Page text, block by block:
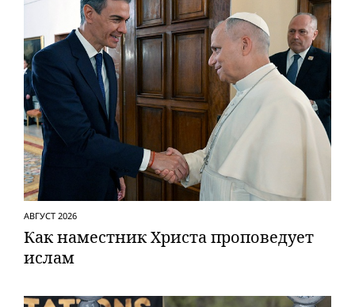
АВГУСТ 2026
Как наместник Христа проповедует
ислам